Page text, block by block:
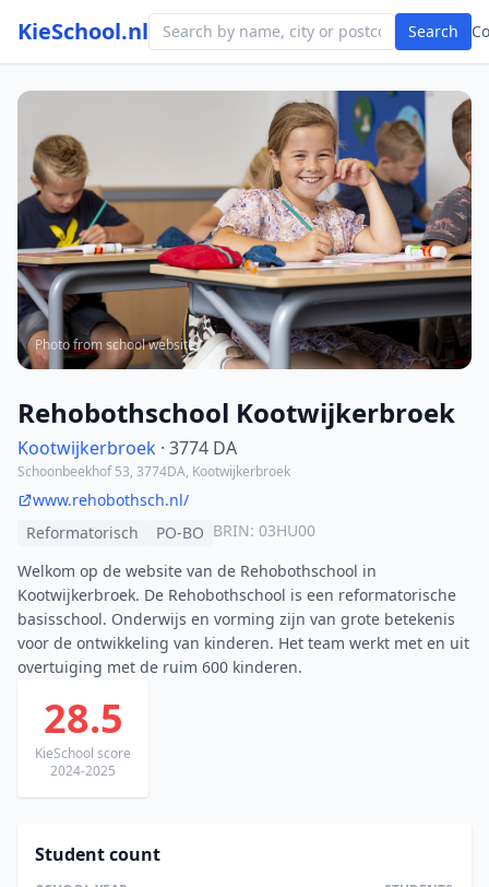
KieSchool.nl Search
Photo from school website
Rehobothschool Kootwijkerbroek
Kootwijkerbroek · 3774 DA
Schoonbeekhof 53, 3774DA, Kootwijkerbroek
www.rehobothsch.nl/
Reformatorisch
PO-BO BRIN: 03HU00
Welkom op de website van de Rehobothschool in
Kootwijkerbroek. De Rehobothschool is een reformatorische
basisschool. Onderwijs en vorming zijn van grote betekenis
voor de ontwikkeling van kinderen. Het team werkt met en uit
overtuiging met de ruim 600 kinderen.
28.5
KieSchool score
2024-2025
Student count